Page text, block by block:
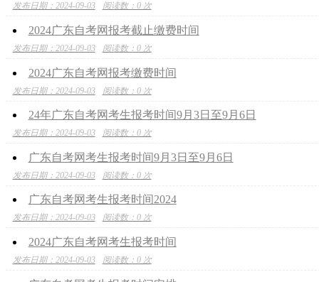
发布日期：2024-09-03 阅读数：0 次
2024广东自考网报考截止缴费时间
发布日期：2024-09-03 阅读数：0 次
2024广东自考网报考缴费时间
发布日期：2024-09-03 阅读数：0 次
24年广东自考网考生报考时间9月3日至9月6日
发布日期：2024-09-03 阅读数：0 次
广东自考网考生报考时间9月3日至9月6日
发布日期：2024-09-03 阅读数：0 次
广东自考网考生报考时间2024
发布日期：2024-09-03 阅读数：0 次
2024广东自考网考生报考时间
发布日期：2024-09-03 阅读数：0 次